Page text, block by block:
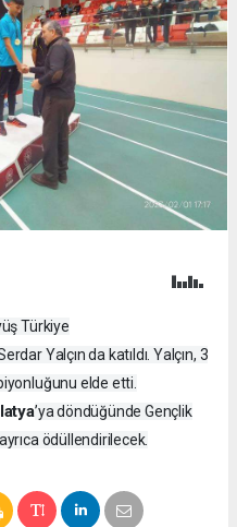
Türkiye
Yalçın da katıldı. Yalçın, 3
elde etti.
’ya döndüğünde Gençlik
ödüllendirilecek.